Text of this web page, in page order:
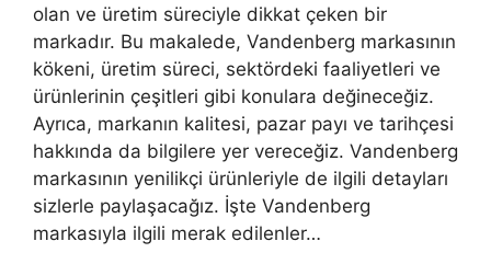
olan ve üretim süreciyle dikkat çeken bir
markadır. Bu makalede, Vandenberg markasının
kökeni, üretim süreci, sektördeki faaliyetleri ve
ürünlerinin çeşitleri gibi konulara değineceğiz.
Ayrıca, markanın kalitesi, pazar payı ve tarihçesi
hakkında da bilgilere yer vereceğiz. Vandenberg
markasının yenilikçi ürünleriyle de ilgili detayları
sizlerle paylaşacağız. İşte Vandenberg
markasıyla ilgili merak edilenler…